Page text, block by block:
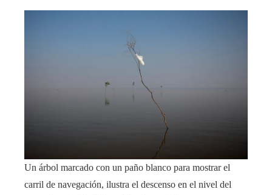
Un árbol marcado con un paño blanco para mostrar el
carril de navegación, ilustra el descenso en el nivel del